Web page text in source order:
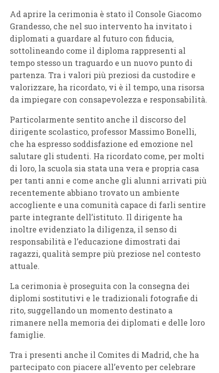
Ad aprire la cerimonia è stato il Console Giacomo
Grandesso, che nel suo intervento ha invitato i
diplomati a guardare al futuro con fiducia,
sottolineando come il diploma rappresenti al
tempo stesso un traguardo e un nuovo punto di
partenza. Tra i valori più preziosi da custodire e
valorizzare, ha ricordato, vi è il tempo, una risorsa
da impiegare con consapevolezza e responsabilità.
Particolarmente sentito anche il discorso del
dirigente scolastico, professor Massimo Bonelli,
che ha espresso soddisfazione ed emozione nel
salutare gli studenti. Ha ricordato come, per molti
di loro, la scuola sia stata una vera e propria casa
per tanti anni e come anche gli alunni arrivati più
recentemente abbiano trovato un ambiente
accogliente e una comunità capace di farli sentire
parte integrante dell’istituto. Il dirigente ha
inoltre evidenziato la diligenza, il senso di
responsabilità e l’educazione dimostrati dai
ragazzi, qualità sempre più preziose nel contesto
attuale.
La cerimonia è proseguita con la consegna dei
diplomi sostitutivi e le tradizionali fotografie di
rito, suggellando un momento destinato a
rimanere nella memoria dei diplomati e delle loro
famiglie.
Tra i presenti anche il Comites di Madrid, che ha
partecipato con piacere all’evento per celebrare